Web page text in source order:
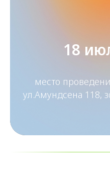
18
место
ул.Амундсена 118,